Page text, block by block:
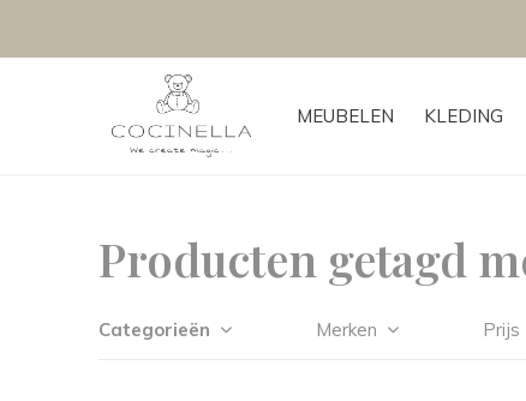
MEUBELEN KLEDING
Producten getagd
Categorieën Merken Prijs